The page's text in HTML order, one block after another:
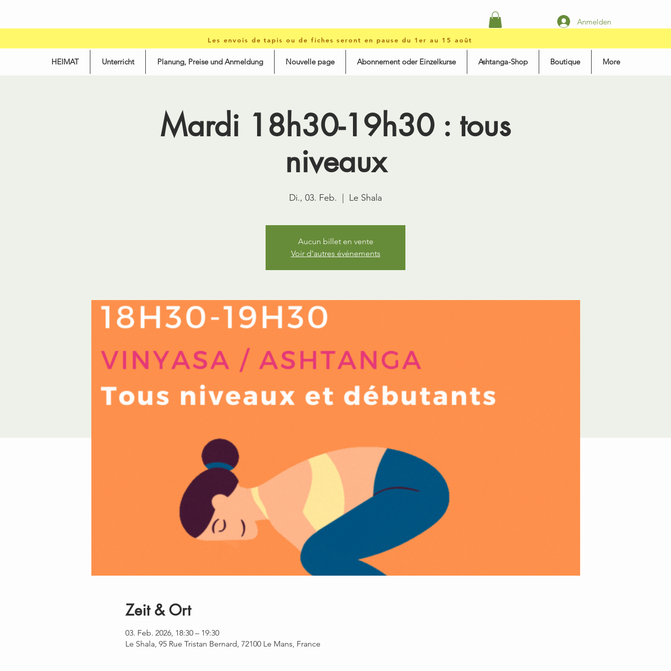
Anmelden
Les envois de tapis ou de fiches seront en pause du 1er au 15 août
HEIMAT Unterricht Planung, Preise und Anmeldung Nouvelle page Abonnement oder Einzelkurse Ashtanga-Shop Boutique More
Mardi 18h30-19h30 : tous
niveaux
Di., 03. Feb. Le Shala
Aucun billet en vente
Voir d'autres événements
Zeit & Ort
03. Feb. 2026, 18:30 – 19:30
Le Shala, 95 Rue Tristan Bernard, 72100 Le Mans, France